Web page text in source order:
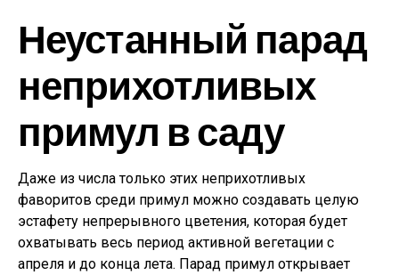
Неустанный парад
неприхотливых
примул в саду
Даже из числа только этих неприхотливых
фаворитов среди примул можно создавать целую
эстафету непрерывного цветения, которая будет
охватывать весь период активной вегетации с
апреля и до конца лета. Парад примул открывает